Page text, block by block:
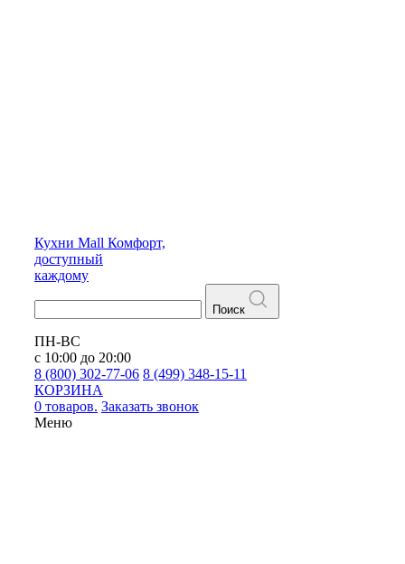
Кухни Mall Комфорт,
доступный
каждому
Поиск
ПН-ВС
с 10:00 до 20:00
8 (800) 302-77-06 8 (499) 348-15-11
КОРЗИНА
0 товаров. Заказать звонок
Меню